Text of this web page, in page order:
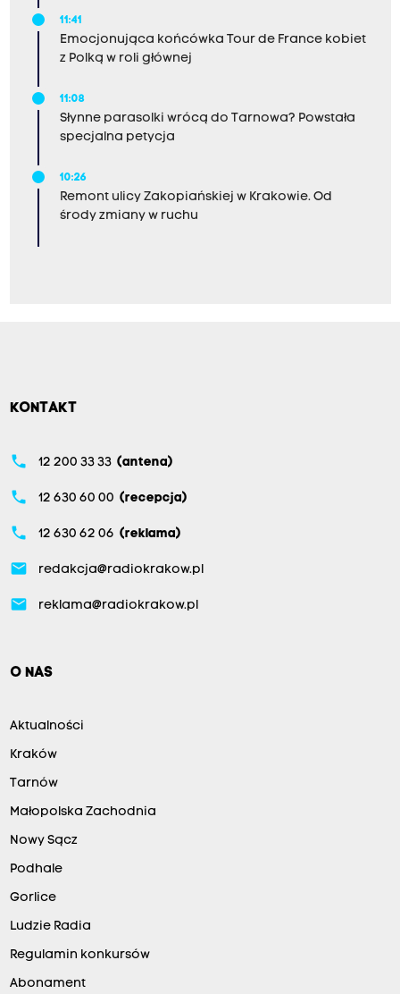
11:41
Emocjonująca końcówka Tour de France kobiet
z Polką w roli głównej
11:08
Słynne parasolki wrócą do Tarnowa? Powstała
specjalna petycja
10:26
Remont ulicy Zakopiańskiej w Krakowie. Od
środy zmiany w ruchu
KONTAKT
phone 12 200 33 33 (antena)
phone 12 630 60 00 (recepcja)
phone 12 630 62 06 (reklama)
email redakcja@radiokrakow.pl
email reklama@radiokrakow.pl
O NAS
Aktualności
Kraków
Tarnów
Małopolska Zachodnia
Nowy Sącz
Podhale
Gorlice
Ludzie Radia
Regulamin konkursów
Abonament